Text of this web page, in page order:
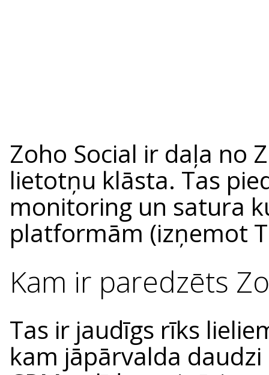
Zoho Social ir daļa no
lietotņu klāsta. Tas
monitoring un satura
platformām (izņemot
Kam ir paredzēts
Tas ir jaudīgs rīks
kam jāpārvalda